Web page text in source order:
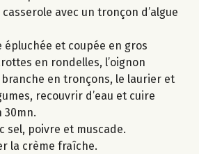
avec un tronçon d’algue
épluchée et coupée en gros
en rondelles, l’oignon
en tronçons, le laurier et
recouvrir d’eau et cuire
30mn.
sel, poivre et muscade.
la crème fraîche.